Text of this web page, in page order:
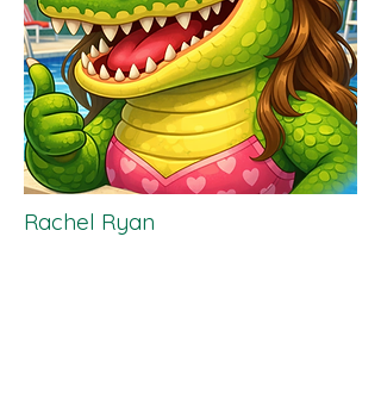
Rachel Ryan